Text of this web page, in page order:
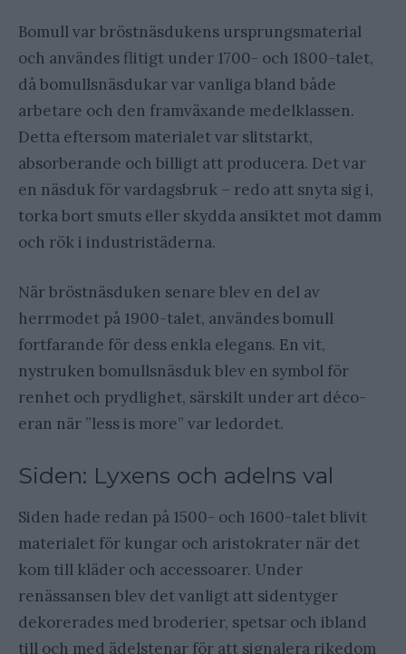
Bomull var bröstnäsdukens ursprungsmaterial
och användes flitigt under 1700- och 1800-talet,
då bomullsnäsdukar var vanliga bland både
arbetare och den framväxande medelklassen.
Detta eftersom materialet var slitstarkt,
absorberande och billigt att producera. Det var
en näsduk för vardagsbruk – redo att snyta sig i,
torka bort smuts eller skydda ansiktet mot damm
och rök i industristäderna.
När bröstnäsduken senare blev en del av
herrmodet på 1900-talet, användes bomull
fortfarande för dess enkla elegans. En vit,
nystruken bomullsnäsduk blev en symbol för
renhet och prydlighet, särskilt under art déco-
eran när ”less is more” var ledordet.
Siden: Lyxens och adelns val
Siden hade redan på 1500- och 1600-talet blivit
materialet för kungar och aristokrater när det
kom till kläder och accessoarer. Under
renässansen blev det vanligt att sidentyger
dekorerades med broderier, spetsar och ibland
till och med ädelstenar för att signalera rikedom